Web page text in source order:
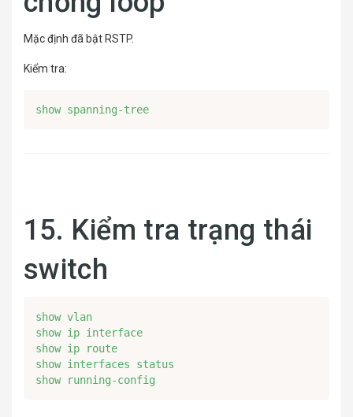
Mặc định đã bật RSTP.
Kiểm tra:
show spanning-tree
15. Kiểm tra trạng thái
switch
show vlan
show ip interface
show ip route
show interfaces status
show running-config